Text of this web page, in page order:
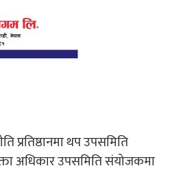
प्रतिष्ठानमा थप उपसमिति
अधिकार उपसमिति संयोजकमा